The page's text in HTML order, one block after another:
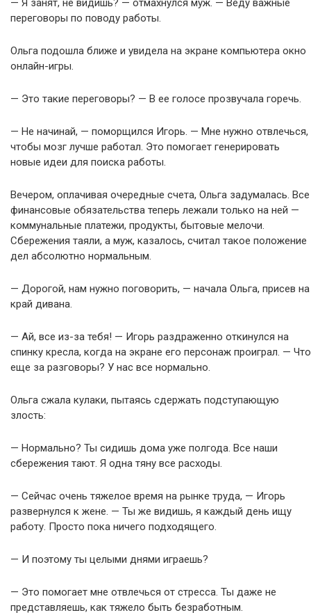
— Я занят, не видишь? — отмахнулся муж. — Веду важные
переговоры по поводу работы.
Ольга подошла ближе и увидела на экране компьютера окно
онлайн-игры.
— Это такие переговоры? — В ее голосе прозвучала горечь.
— Не начинай, — поморщился Игорь. — Мне нужно отвлечься,
чтобы мозг лучше работал. Это помогает генерировать
новые идеи для поиска работы.
Вечером, оплачивая очередные счета, Ольга задумалась. Все
финансовые обязательства теперь лежали только на ней —
коммунальные платежи, продукты, бытовые мелочи.
Сбережения таяли, а муж, казалось, считал такое положение
дел абсолютно нормальным.
— Дорогой, нам нужно поговорить, — начала Ольга, присев на
край дивана.
— Ай, все из-за тебя! — Игорь раздраженно откинулся на
спинку кресла, когда на экране его персонаж проиграл. — Что
еще за разговоры? У нас все нормально.
Ольга сжала кулаки, пытаясь сдержать подступающую
злость:
— Нормально? Ты сидишь дома уже полгода. Все наши
сбережения тают. Я одна тяну все расходы.
— Сейчас очень тяжелое время на рынке труда, — Игорь
развернулся к жене. — Ты же видишь, я каждый день ищу
работу. Просто пока ничего подходящего.
— И поэтому ты целыми днями играешь?
— Это помогает мне отвлечься от стресса. Ты даже не
представляешь, как тяжело быть безработным.